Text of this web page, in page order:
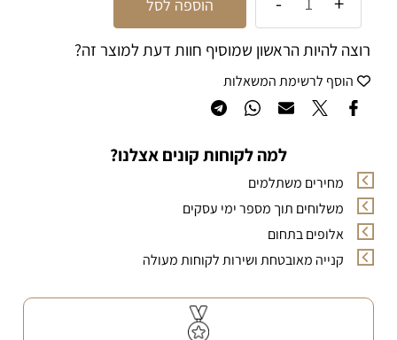
הוספה לסל
רוצה להיות הראשון שמוסיף חוות דעת למוצר זה?
הוסף לרשימת המשאלות
למה לקוחות קונים אצלנו?
מחירים משתלמים
משלוחים תוך מספר ימי עסקים
אלופים בתחום
קנייה מאובטחת ושירות לקוחות מעולה